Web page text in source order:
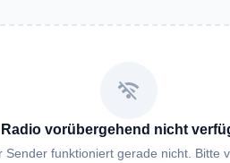
wifi_off
Radio vorübergehend nicht
Sender funktioniert gerade nicht. Bitte